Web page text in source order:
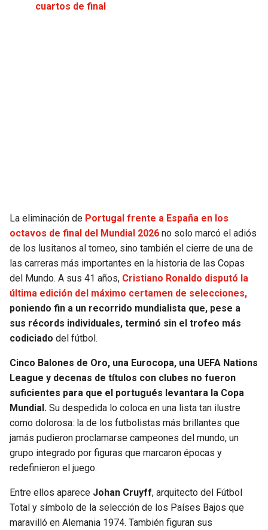
EAGLES
VIKINGS
FALCONS
SAINTS
SUNS
NUGGETS
TIMBERWOLVES
THUNDER
TRAIL BLAZERS
cuartos de final
La eliminación de Portugal frente a España en los
octavos de final del Mundial 2026 no solo marcó el adiós
de los lusitanos al torneo, sino también el cierre de una de
las carreras más importantes en la historia de las Copas
del Mundo. A sus 41 años, Cristiano Ronaldo disputó la
última edición del máximo certamen de selecciones,
poniendo fin a un recorrido mundialista que, pese a
sus récords individuales, terminó sin el trofeo más
codiciado del fútbol.
Cinco Balones de Oro, una Eurocopa, una UEFA Nations
League y decenas de títulos con clubes no fueron
suficientes para que el portugués levantara la Copa
Mundial. Su despedida lo coloca en una lista tan ilustre
como dolorosa: la de los futbolistas más brillantes que
jamás pudieron proclamarse campeones del mundo, un
grupo integrado por figuras que marcaron épocas y
redefinieron el juego.
Entre ellos aparece Johan Cruyff, arquitecto del Fútbol
Total y símbolo de la selección de los Países Bajos que
maravilló en Alemania 1974. También figuran sus